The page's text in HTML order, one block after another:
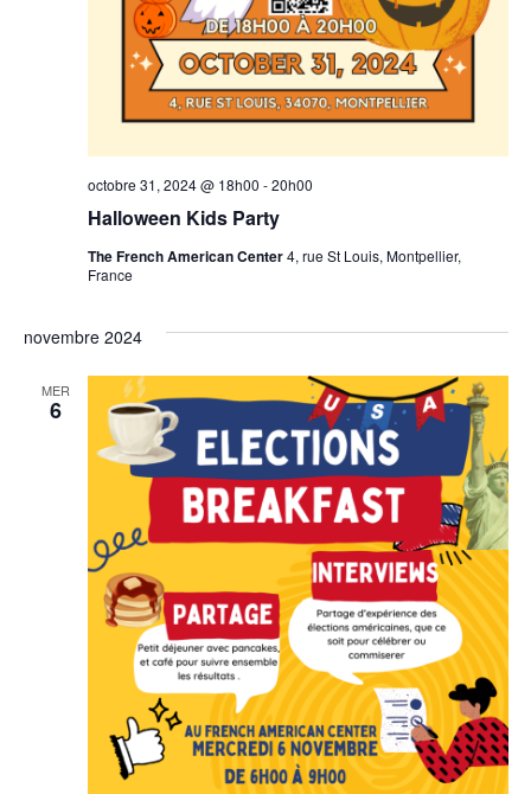
Halloween Kids Party
octobre 31, 2024 @ 18h00 -20h00
The French American Center4, rue St Louis, Montpellier,
France
novembre 2024
MER
6